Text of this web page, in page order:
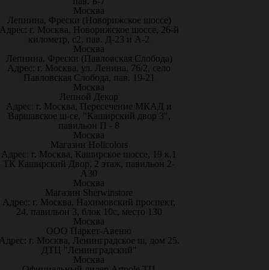
Москва
Лепнина, Фрески (Новорижское шоссе)
г. Москва, Новорижское шоссе, 26-й
километр, с2, пав. Д-23 и А-2
Москва
Лепнина, Фрески (Павловская Слобода)
Адрес: г. Москва, ул. Ленина, 76/2, село
Павловская Слобода, пав. 19-21
Москва
Лепной Декор
Адрес: г. Москва, Пересечение МКАД и
Варшавское ш-се, "Каширский двор 3",
павильон П - 8
Москва
Магазин Holicolors
Адрес: г. Москва, Каширское шоссе, 19 к.1
ТК Каширский Двор, 2 этаж, павильон 2-
А30
Москва
Магазин Sherwinstore
Адрес: г. Москва, Нахимовский проспект,
24, павильон 3, блок 10с, место 130
Москва
ООО Паркет-Авeню
г. Москва, Ленинградское ш, дом 25.
ДТЦ "Ленинградский"
Москва